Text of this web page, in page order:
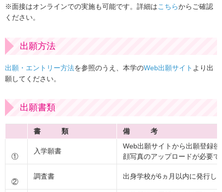
※面接はオンラインでの実施も可能です。詳細はこちらからご確認
ください。
出願方法
出願・エントリー方法を参照のうえ、本学のWeb出願サイト より出
願してください。
出願書類
書 類 備 考
①
入学願書
Web出願サイトから出願登録
顔写真のアップロードが必要
②
調査書 出身学校が6ヵ月以内に発行し